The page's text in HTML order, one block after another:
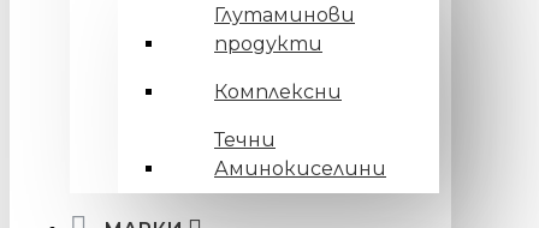
Глутаминови
продукти
Комплексни
Течни
Аминокиселини